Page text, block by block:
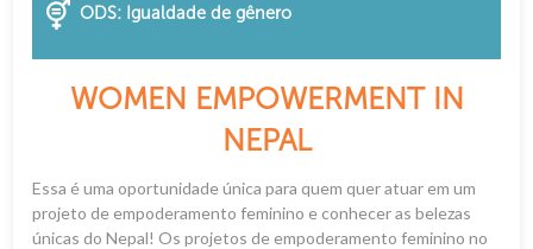
ODS: Igualdade de gênero
WOMEN EMPOWERMENT IN
NEPAL
Essa é uma oportunidade única para quem quer atuar em um
projeto de empoderamento feminino e conhecer as belezas
únicas do Nepal! Os projetos de empoderamento feminino no